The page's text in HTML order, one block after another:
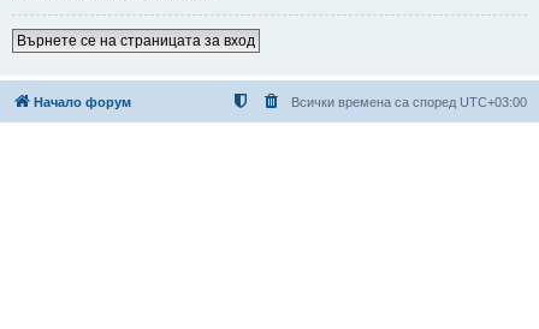
Върнете се на страницата за вход
Начало форум Всички времена са според UTC+03:00